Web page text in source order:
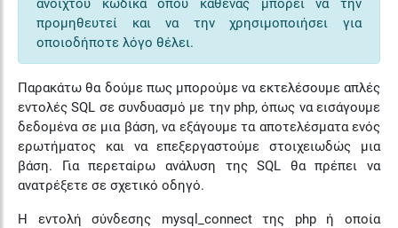
ανοιχτού κώδικα όπου καθένας μπορεί να την
προμηθευτεί και να την χρησιμοποιήσει για
οποιοδήποτε λόγο θέλει.
Παρακάτω θα δούμε πως μπορούμε να εκτελέσουμε απλές
εντολές SQL σε συνδυασμό με την php, όπως να εισάγουμε
δεδομένα σε μια βάση, να εξάγουμε τα αποτελέσματα ενός
ερωτήματος και να επεξεργαστούμε στοιχειωδώς μια
βάση. Για περεταίρω ανάλυση της SQL θα πρέπει να
ανατρέξετε σε σχετικό οδηγό.
Η εντολή σύνδεσης mysql_connect της php ή οποία